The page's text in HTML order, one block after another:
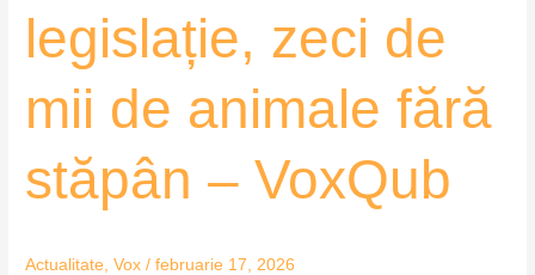
legislație, zeci de
mii de animale fără
stăpân – VoxQub
Actualitate ,Vox /februarie 17, 2026